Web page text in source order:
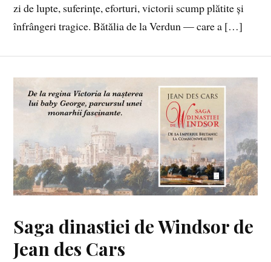
zi de lupte, suferințe, eforturi, victorii scump plătite și
înfrângeri tragice. Bătălia de la Verdun — care a […]
Saga dinastiei de Windsor de
Jean des Cars